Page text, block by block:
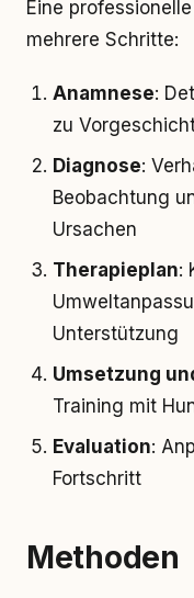
Eine
mehrere Schritte:
Anamnese:
zu
Diagnose:
Beobachtung
Ursachen
Therapieplan:
Unterstützung
Umsetzung
Training mit
Evaluation:
Fortschritt
Methoden